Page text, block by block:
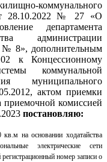
коммунального
28.10.2022 № 27 «О
департамента
администрации
№ 8», дополнительным
к Концессионному
коммунальной
муниципального
актом приемки
приемочной комиссией
постановляю:
на основании ходатайства
электрические сети
номер записи о